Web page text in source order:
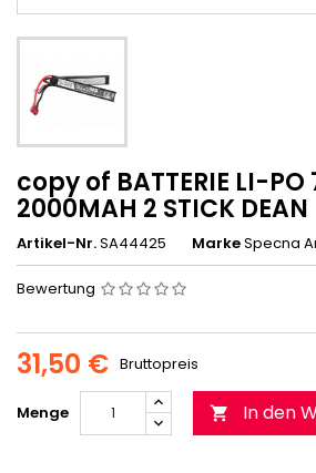
copy of BATTERIE LI-PO
2000MAH 2 STICK DEAN
Artikel-Nr.SA44425 MarkeSpecna
Bewertung
31,50 € Bruttopreis
Menge  In den